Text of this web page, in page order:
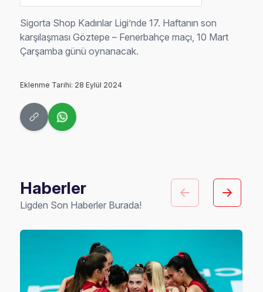
Sigorta Shop Kadınlar Ligi’nde 17. Haftanın son
karşılaşması Göztepe – Fenerbahçe maçı, 10 Mart
Çarşamba günü oynanacak.
Eklenme Tarihi: 28 Eylül 2024
Haberler
Ligden Son Haberler Burada!